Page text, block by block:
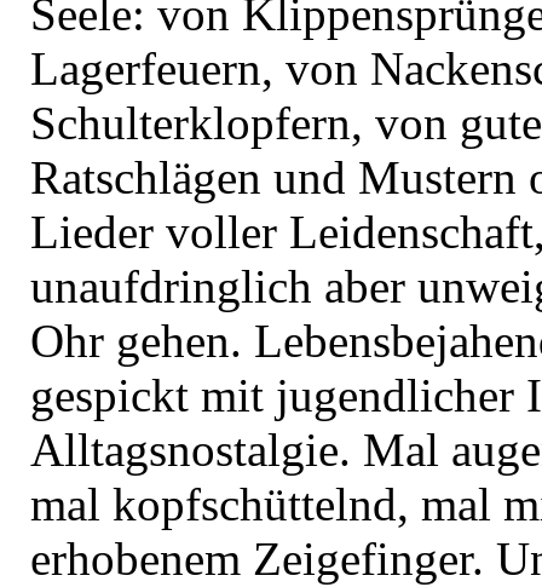
Seele: von
Lagerfeuern, von
Schulterklopfern, von
Ratschlägen und Mustern
Lieder voller
unaufdringlich aber
Ohr gehen.
gespickt mit jugendlicher
Alltagsnostalgie. Mal
mal kopfschüttelnd, mal
erhobenem Zeigefinger.